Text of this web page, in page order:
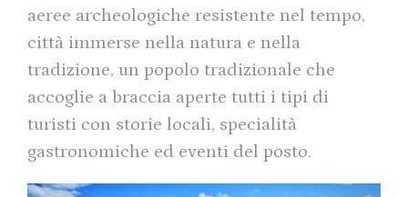
aeree archeologiche resistente nel tempo,
città immerse nella natura e nella
tradizione, un popolo tradizionale che
accoglie a braccia aperte tutti i tipi di
turisti con storie locali, specialità
gastronomiche ed eventi del posto.